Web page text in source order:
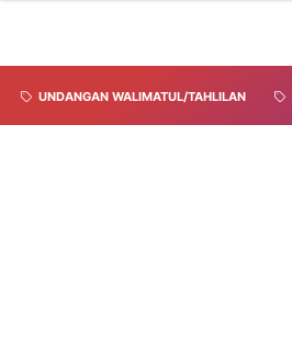
UNDANGAN WALIMATUL/TAHLILAN